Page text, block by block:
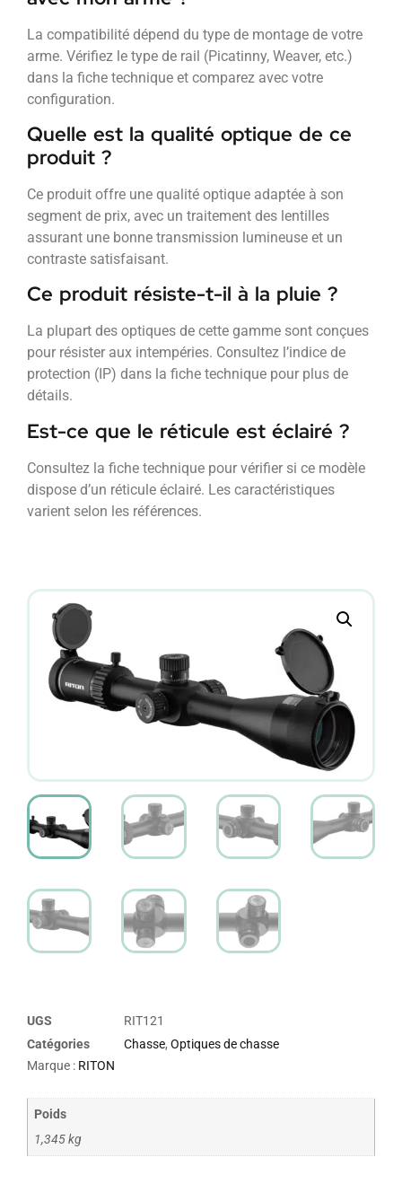
La compatibilité dépend du type de montage de votre
arme. Vérifiez le type de rail (Picatinny, Weaver, etc.)
dans la fiche technique et comparez avec votre
configuration.
Quelle est la qualité optique de ce
produit ?
Ce produit offre une qualité optique adaptée à son
segment de prix, avec un traitement des lentilles
assurant une bonne transmission lumineuse et un
contraste satisfaisant.
Ce produit résiste-t-il à la pluie ?
La plupart des optiques de cette gamme sont conçues
pour résister aux intempéries. Consultez l’indice de
protection (IP) dans la fiche technique pour plus de
détails.
Est-ce que le réticule est éclairé ?
Consultez la fiche technique pour vérifier si ce modèle
dispose d’un réticule éclairé. Les caractéristiques
varient selon les références.
UGS
RIT121
Catégories
Chasse, Optiques de chasse
Marque : RITON
Poids
1,345 kg